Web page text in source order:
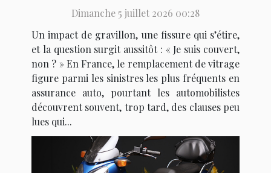
Dimanche 5 juillet 2026 00:28
Un impact de gravillon, une fissure qui s’étire,
et la question surgit aussitôt : « Je suis couvert,
non ? » En France, le remplacement de vitrage
figure parmi les sinistres les plus fréquents en
assurance auto, pourtant les automobilistes
découvrent souvent, trop tard, des clauses peu
lues qui...